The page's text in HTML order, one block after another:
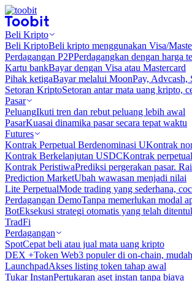
Beli Kripto
Beli KriptoBeli kripto menggunakan Visa/
Perdagangan P2PPerdagangkan dengan harga
Kartu bankBayar dengan Visa atau Mastercard
Pihak ketigaBayar melalui MoonPay, Advcash,
Setoran KriptoSetoran antar mata uang kripto,
Pasar
PeluangIkuti tren dan rebut peluang lebih awal
PasarKuasai dinamika pasar secara tepat waktu
Futures
Kontrak Perpetual Berdenominasi UKontrak
Kontrak Berkelanjutan USDCKontrak
Kontrak PeristiwaPrediksi pergerakan pasar.
Prediction MarketUbah wawasan menjadi nilai
Lite PerpetualMode trading yang sederhana,
Perdagangan DemoTanpa memerlukan modal
BotEksekusi strategi otomatis yang telah
TradFi
Perdagangan
SpotCepat beli atau jual mata uang kripto
DEX +Token Web3 populer di on-chain,
LaunchpadAkses listing token tahap awal
Tukar InstanPertukaran aset instan tanpa biaya